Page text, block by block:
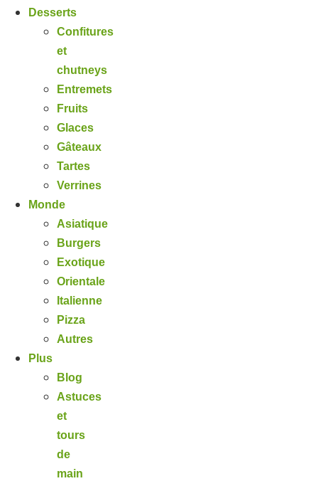
Desserts
Confitures
et
chutneys
Entremets
Fruits
Glaces
Gâteaux
Tartes
Verrines
Monde
Asiatique
Burgers
Exotique
Orientale
Italienne
Pizza
Autres
Plus
Blog
Astuces
et
tours
de
main